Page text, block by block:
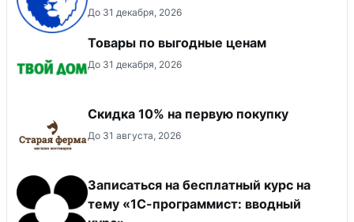
До 31 декабря, 2026
Товары по выгодные ценам
До 31 декабря, 2026
Скидка​ 10% на первую покупку
До 31 августа, 2026
Записаться на бесплатный курс на
тему «1С-программист: вводный